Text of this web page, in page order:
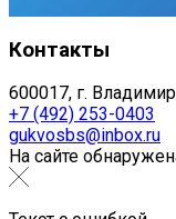
Контакты
600017, г.
+7 (492) 253-0403
gukvosbs@inbox.ru
На сайте